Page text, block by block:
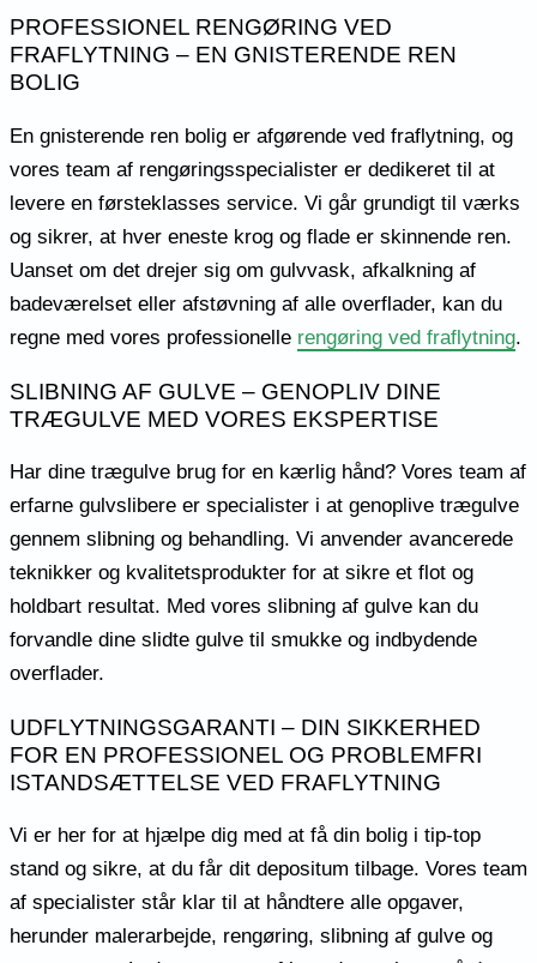
PROFESSIONEL RENGØRING VED
FRAFLYTNING – EN GNISTERENDE REN
BOLIG
En gnisterende ren bolig er afgørende ved fraflytning, og
vores team af rengøringsspecialister er dedikeret til at
levere en førsteklasses service. Vi går grundigt til værks
og sikrer, at hver eneste krog og flade er skinnende ren.
Uanset om det drejer sig om gulvvask, afkalkning af
badeværelset eller afstøvning af alle overflader, kan du
regne med vores professionelle rengøring ved fraflytning.
SLIBNING AF GULVE – GENOPLIV DINE
TRÆGULVE MED VORES EKSPERTISE
Har dine trægulve brug for en kærlig hånd? Vores team af
erfarne gulvslibere er specialister i at genoplive trægulve
gennem slibning og behandling. Vi anvender avancerede
teknikker og kvalitetsprodukter for at sikre et flot og
holdbart resultat. Med vores slibning af gulve kan du
forvandle dine slidte gulve til smukke og indbydende
overflader.
UDFLYTNINGSGARANTI – DIN SIKKERHED
FOR EN PROFESSIONEL OG PROBLEMFRI
ISTANDSÆTTELSE VED FRAFLYTNING
Vi er her for at hjælpe dig med at få din bolig i tip-top
stand og sikre, at du får dit depositum tilbage. Vores team
af specialister står klar til at håndtere alle opgaver,
herunder malerarbejde, rengøring, slibning af gulve og